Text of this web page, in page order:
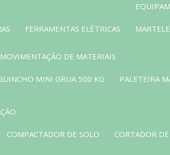
FERRAMENTAS ELÉTRICAS
MOVIMENTAÇÃO DE MATERIAIS
MINI GRUA 500 KG PALETEIRA
COMPACTADOR DE SOLO CORTADOR